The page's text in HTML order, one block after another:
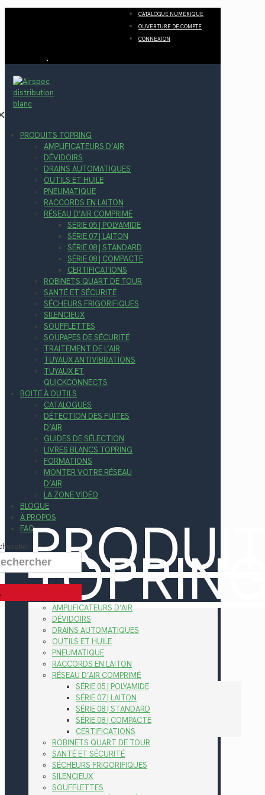
CATALOGUE NUMÉRIQUE
OUVERTURE DE COMPTE
CONNEXION
PRODUITS TOPRING
AMPLIFICATEURS D’AIR
DÉVIDOIRS
DRAINS AUTOMATIQUES
OUTILS ET HUILE
PNEUMATIQUE
RACCORDS EN LAITON
RÉSEAU D’AIR COMPRIMÉ
SÉRIE 05 | POLYAMIDE
SÉRIE 07 | LAITON
SÉRIE 08 | STANDARD
SÉRIE 08 | COMPACTE
CERTIFICATIONS
ROBINETS QUART DE TOUR
SANTÉ ET SÉCURITÉ
SÉCHEURS FRIGORIFIQUES
SILENCIEUX
SOUFFLETTES
SOUPAPES DE SÉCURITÉ
TRAITEMENT DE L’AIR
TUYAUX ANTIVIBRATIONS
TUYAUX ET
QUICKCONNECTS
BOITE À OUTILS
CATALOGUES
DÉTECTION DES FUITES
D’AIR
GUIDES DE SÉLECTION
LIVRES BLANCS TOPRING
FORMATIONS
MONTER VOTRE RÉSEAU
D’AIR
LA ZONE VIDÉO
BLOGUE
À PROPOS
FAQ
AMPLIFICATEURS D’AIR
DÉVIDOIRS
DRAINS AUTOMATIQUES
OUTILS ET HUILE
PNEUMATIQUE
RACCORDS EN LAITON
RÉSEAU D’AIR COMPRIMÉ
SÉRIE 05 | POLYAMIDE
SÉRIE 07 | LAITON
SÉRIE 08 | STANDARD
SÉRIE 08 | COMPACTE
CERTIFICATIONS
ROBINETS QUART DE TOUR
SANTÉ ET SÉCURITÉ
SÉCHEURS FRIGORIFIQUES
SILENCIEUX
SOUFFLETTES